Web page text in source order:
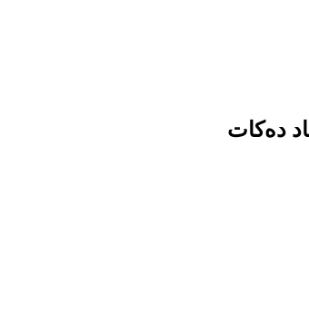
دەکات